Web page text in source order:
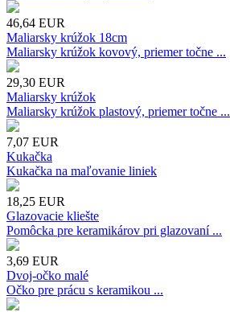
46,64 EUR
Maliarsky krúžok 18cm
Maliarsky krúžok kovový, priemer točne ...
29,30 EUR
Maliarsky krúžok
Maliarsky krúžok plastový, priemer točne ...
7,07 EUR
Kukačka
Kukačka na maľovanie liniek
18,25 EUR
Glazovacie kliešte
Pomôcka pre keramikárov pri glazovaní ...
3,69 EUR
Dvoj-očko malé
Očko pre prácu s keramikou ...